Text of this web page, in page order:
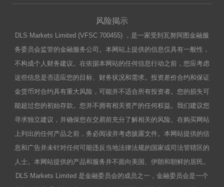
风险揭示
DLS Markets Limited (VFSC 700455) ，是一家受到瓦努阿图金融服
务委员会监管的金融服务公司。本网站上提供的信息仅具有一般性，
不构成个人财务建议。在依据本网站的任何信息行动之前，您应考虑
这些信息是否适应您的目标、财务状况和需求。投资差价合约和保证
金货币对合约具有重大风险，可能并不适合所有投资者。您的损失可
能超过您的初始存款。您并不拥有相关资产的任何权益。我们建议您
寻求独立建议，并确保您在交易前充分了解相关的风险。在购买网站
上列出的任何产品之前，务必阅读并考虑披露文件。本网站提供的信
息和广告并未针对任何可能违反当地法律法规的国家或司法管辖区的
人士。本网站提供的产品和服务并不面向美国、伊朗和朝鲜的居民。
DLS Markets Limited 是金融委员会的成员之一，金融委员会是一个